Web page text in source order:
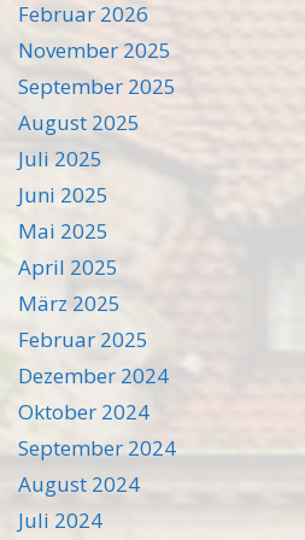
Februar 2026
November 2025
September 2025
August 2025
Juli 2025
Juni 2025
Mai 2025
April 2025
März 2025
Februar 2025
Dezember 2024
Oktober 2024
September 2024
August 2024
Juli 2024